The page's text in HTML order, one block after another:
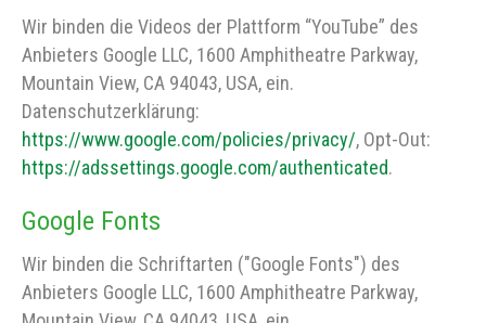
Wir binden die Videos der Plattform “YouTube” des
Anbieters Google LLC, 1600 Amphitheatre Parkway,
Mountain View, CA 94043, USA, ein.
Datenschutzerklärung:
https://www.google.com/policies/privacy/, Opt-Out:
https://adssettings.google.com/authenticated.
Google Fonts
Wir binden die Schriftarten ("Google Fonts") des
Anbieters Google LLC, 1600 Amphitheatre Parkway,